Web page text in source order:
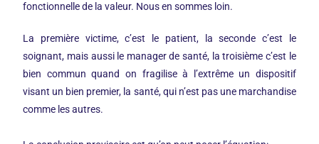
fonctionnelle de la valeur. Nous en sommes loin.
La première victime, c’est le patient, la seconde c’est le
soignant, mais aussi le manager de santé, la troisième c’est le
bien commun quand on fragilise à l’extrême un dispositif
visant un bien premier, la santé, qui n’est pas une marchandise
comme les autres.